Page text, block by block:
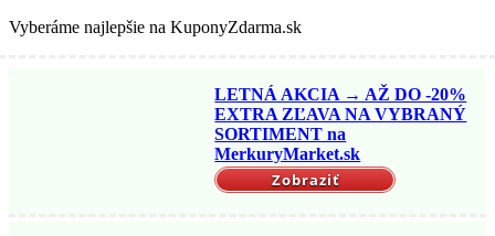
Vyberáme najlepšie na KuponyZdarma.sk
LETNÁ AKCIA → AŽ DO -20%
EXTRA ZĽAVA NA VYBRANÝ
SORTIMENT na
MerkuryMarket.sk
Zobraziť